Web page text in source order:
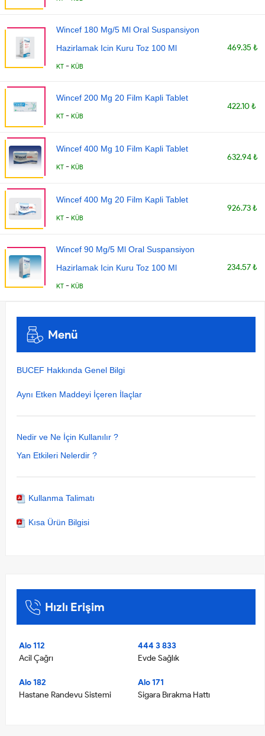
Wincef 180 Mg/5 Ml Oral Suspansiyon
Hazirlamak Icin Kuru Toz 100 Ml
KT - KÜB
469.35 ₺
Wincef 200 Mg 20 Film Kapli Tablet
KT - KÜB
422.10 ₺
Wincef 400 Mg 10 Film Kapli Tablet
KT - KÜB
632.94 ₺
Wincef 400 Mg 20 Film Kapli Tablet
KT - KÜB
926.73 ₺
Wincef 90 Mg/5 Ml Oral Suspansiyon
Hazirlamak Icin Kuru Toz 100 Ml
KT - KÜB
234.57 ₺
Menü
BUCEF Hakkında Genel Bilgi
Aynı Etken Maddeyi İçeren İlaçlar
Nedir ve Ne İçin Kullanılır ?
Yan Etkileri Nelerdir ?
Kullanma Talimatı
Kısa Ürün Bilgisi
Hızlı Erişim
Alo 112
Acil Çağrı
444 3 833
Evde Sağlık
Alo 182
Hastane Randevu Sistemi
Alo 171
Sigara Bırakma Hattı